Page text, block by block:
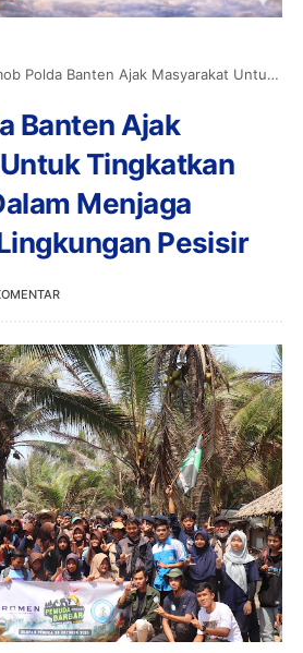
Banten Ajak Masyarakat Untuk Tingkatkan Kesadaran Dalam Menjaga Kebersihan Lingkungan Pesisir
Banten Ajak
Tingkatkan
Menjaga
Pesisir